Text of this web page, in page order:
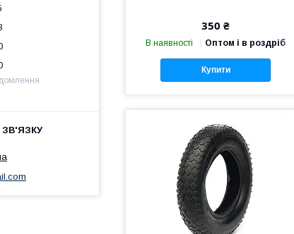
350 ₴
В наявності Оптом і в роздріб
Купити